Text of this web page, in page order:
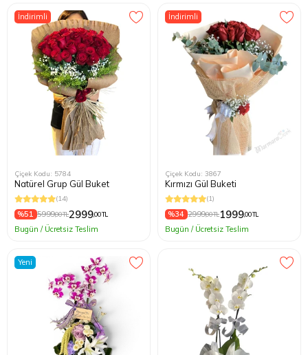
İndirimli
Çiçek Kodu: 5784
Natürel Grup Gül Buket
(14)
%51 5999,00 TL2999,00 TL
Bugün / Ücretsiz Teslim
İndirimli
Çiçek Kodu: 3867
Kırmızı Gül Buketi
(1)
%34 2999,00 TL1999,00 TL
Bugün / Ücretsiz Teslim
Yeni